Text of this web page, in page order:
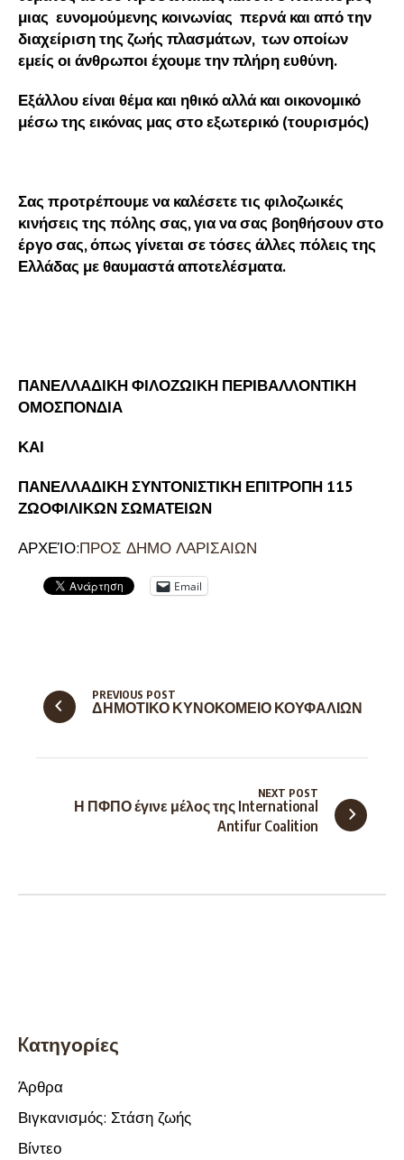
μιας ευνομούμενης κοινωνίας περνά και από την
διαχείριση της ζωής πλασμάτων, των οποίων
εμείς οι άνθρωποι έχουμε την πλήρη ευθύνη.
Εξάλλου είναι θέμα και ηθικό αλλά και οικονομικό
μέσω της εικόνας μας στο εξωτερικό (τουρισμός)
Σας προτρέπουμε να καλέσετε τις φιλοζωικές
κινήσεις της πόλης σας, για να σας βοηθήσουν στο
έργο σας, όπως γίνεται σε τόσες άλλες πόλεις της
Ελλάδας με θαυμαστά αποτελέσματα.
ΠΑΝΕΛΛΑΔΙΚΗ ΦΙΛΟΖΩΙΚΗ ΠΕΡΙΒΑΛΛΟΝΤΙΚΗ
ΟΜΟΣΠΟΝΔΙΑ
ΚΑΙ
ΠΑΝΕΛΛΑΔΙΚΗ ΣΥΝΤΟΝΙΣΤΙΚΗ ΕΠΙΤΡΟΠΗ 115
ΖΩΟΦΙΛΙΚΩΝ ΣΩΜΑΤΕΙΩΝ
ΑΡΧΕΊΟ:ΠΡΟΣ ΔΗΜΟ ΛΑΡΙΣΑΙΩΝ
Email
ΔΗΜΟΤΙΚΟ ΚΥΝΟΚΟΜΕΙΟ ΚΟΥΦΑΛΙΩΝ
PREVIOUS POST
Η ΠΦΠΟ έγινε μέλος της International
Antifur Coalition
NEXT POST
Kατηγορίες
Άρθρα
Βιγκανισμός: Στάση ζωής
Βίντεο